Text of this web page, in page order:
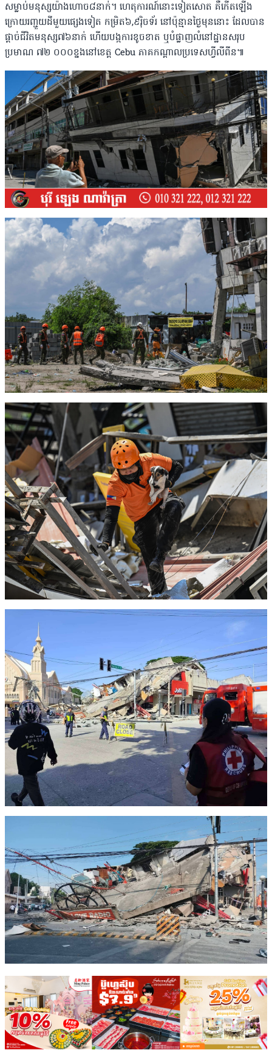
សម្លាប់មនុស្សយ៉ាងហោច៨នាក់។ ហេតុការណ៍នោះទៀតសោត គឺកើតឡើង
ក្រោយរញ្ជួយដីមួយផ្សេងទៀត កម្រិត៦,៩រ៉ិចទ័រ នៅប៉ុន្មានថ្ងៃមុននោះ ដែលបាន
ផ្តាច់ជីវិតមនុស្ស៧៦នាក់ ហើយបង្កការខូចខាត ឬបំផ្លាញលំនៅដ្ឋានសរុប
ប្រមាណ ៧២ ០០០ខ្នងនៅខេត្ត Cebu ភាគកណ្តាលប្រទេសហ្វីលីពីន៕